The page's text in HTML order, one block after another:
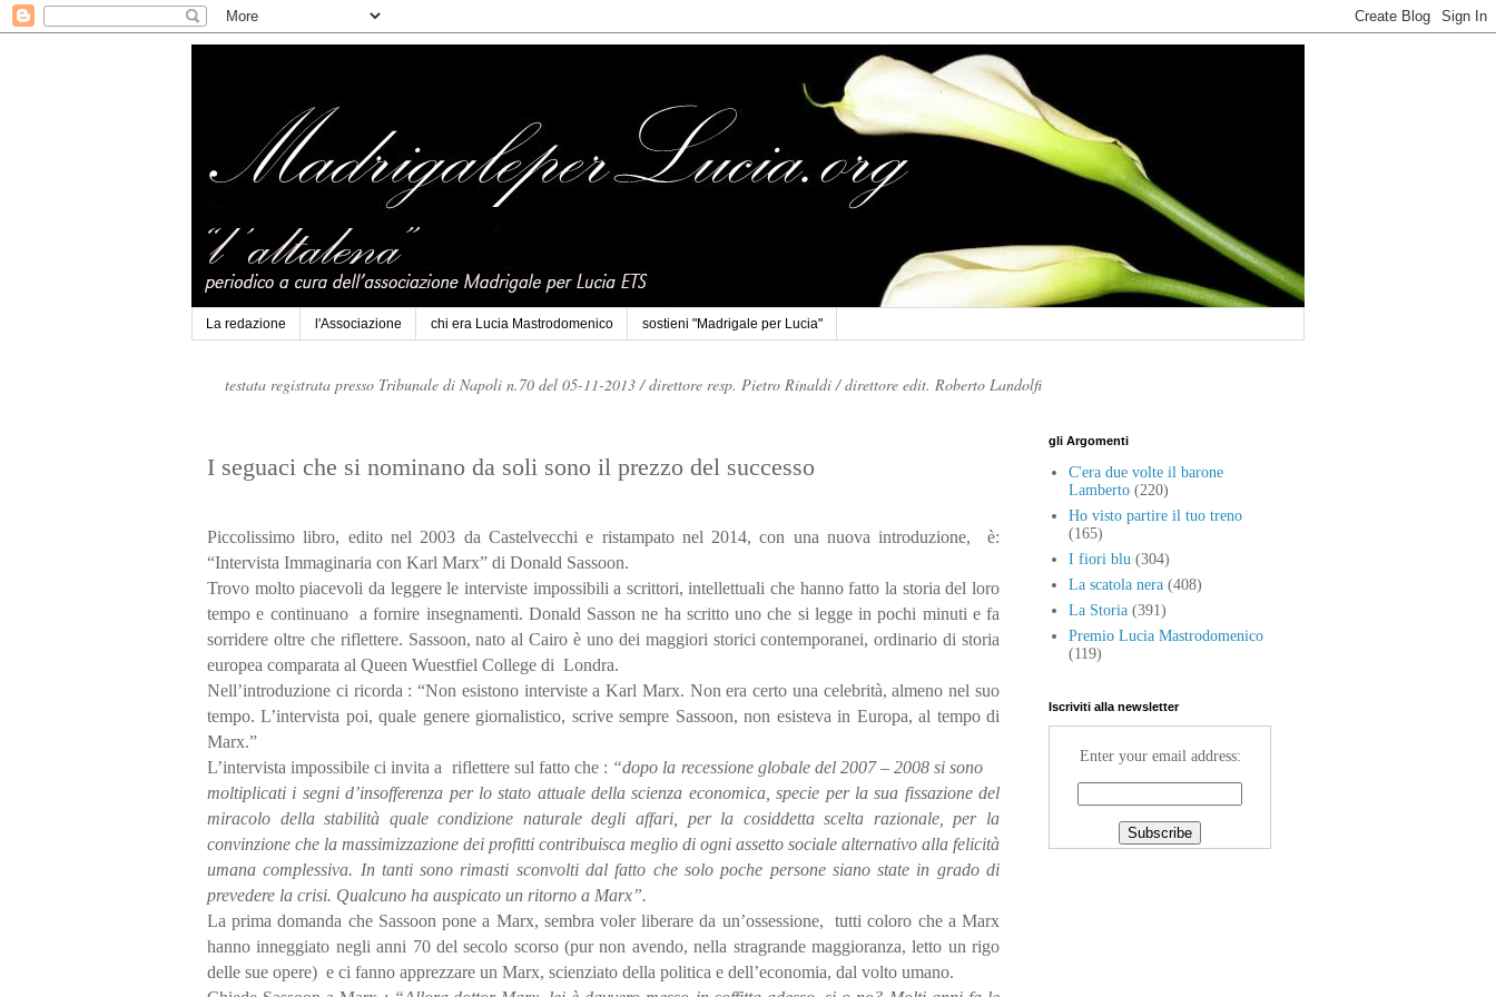
La redazione l'Associazione chi era Lucia Mastrodomenico sostieni "Madrigale per Lucia"
testata registrata presso Tribunale di Napoli n.70 del 05-11-2013 /direttore resp. Pietro Rinaldi /direttore edit. Roberto Landolfi
I seguaci che si nominano da soli sono il prezzo del successo
Piccolissimo libro, edito nel 2003 da Castelvecchi e ristampato nel 2014, con una nuova introduzione, è:
“Intervista Immaginaria con Karl Marx” di Donald Sassoon.
Trovo molto piacevoli da leggere le interviste impossibili a scrittori, intellettuali che hanno fatto la storia del loro
tempo e continuano a fornire insegnamenti. Donald Sasson ne ha scritto uno che si legge in pochi minuti e fa
sorridere oltre che riflettere. Sassoon, nato al Cairo è uno dei maggiori storici contemporanei, ordinario di storia
europea comparata al Queen Wuestfiel College di Londra.
Nell’introduzione ci ricorda : “Non esistono interviste a Karl Marx. Non era certo una celebrità, almeno nel suo
tempo. L’intervista poi, quale genere giornalistico, scrive sempre Sassoon, non esisteva in Europa, al tempo di
Marx.”
L’intervista impossibile ci invita a riflettere sul fatto che : “dopo la recessione globale del 2007 – 2008 si sono
moltiplicati i segni d’insofferenza per lo stato attuale della scienza economica, specie per la sua fissazione del
miracolo della stabilità quale condizione naturale degli affari, per la cosiddetta scelta razionale, per la
convinzione che la massimizzazione dei profitti contribuisca meglio di ogni assetto sociale alternativo alla felicità
umana complessiva. In tanti sono rimasti sconvolti dal fatto che solo poche persone siano state in grado di
prevedere la crisi. Qualcuno ha auspicato un ritorno a Marx”.
La prima domanda che Sassoon pone a Marx, sembra voler liberare da un’ossessione, tutti coloro che a Marx
hanno inneggiato negli anni 70 del secolo scorso (pur non avendo, nella stragrande maggioranza, letto un rigo
delle sue opere) e ci fanno apprezzare un Marx, scienziato della politica e dell’economia, dal volto umano.
gli Argomenti
C'era due volte il barone
Lamberto (220)
Ho visto partire il tuo treno
(165)
I fiori blu (304)
La scatola nera (408)
La Storia (391)
Premio Lucia Mastrodomenico
(119)
Iscriviti alla newsletter
Enter your email address: